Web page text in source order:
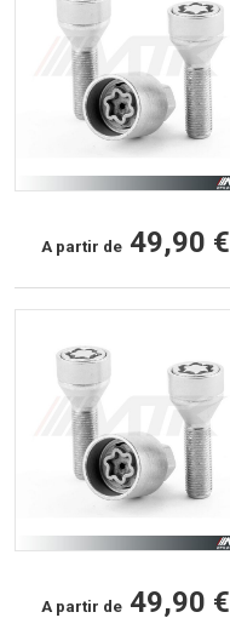
A partir de 49,90 €
A partir de 49,90 €